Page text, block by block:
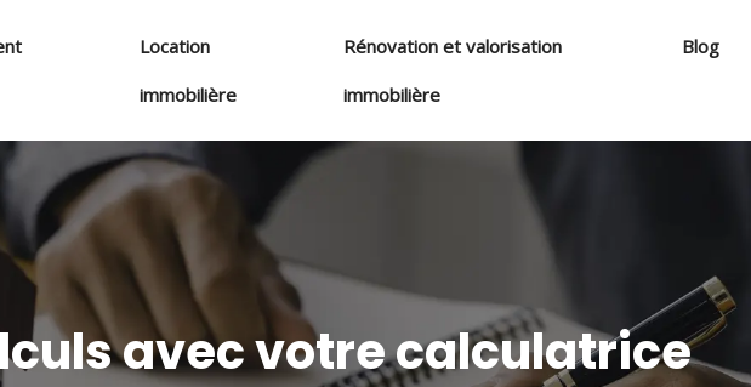
Location
immobilière
Rénovation et valorisation
immobilière
Blog
avec votre calculatrice